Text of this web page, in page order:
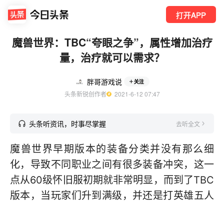
打开APP
魔兽世界：TBC“夸眼之争”，属性增加治疗
量，治疗就可以需求？
胖哥游戏说 关注
头条新锐创作者
  2021-6-12 07:47
头条听资讯，时事尽掌握 去听全文
魔兽世界早期版本的装备分类并没有那么细
化，导致不同职业之间有很多装备冲突，这一
点从60级怀旧服初期就非常明显，而到了TBC
版本，当玩家们升到满级，并还是打英雄五人